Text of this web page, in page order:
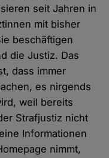
seit Jahren in
mit bisher
beschäftigen
die Justiz. Das
dass immer
es nirgends
weil bereits
Strafjustiz nicht
Informationen
nimmt,